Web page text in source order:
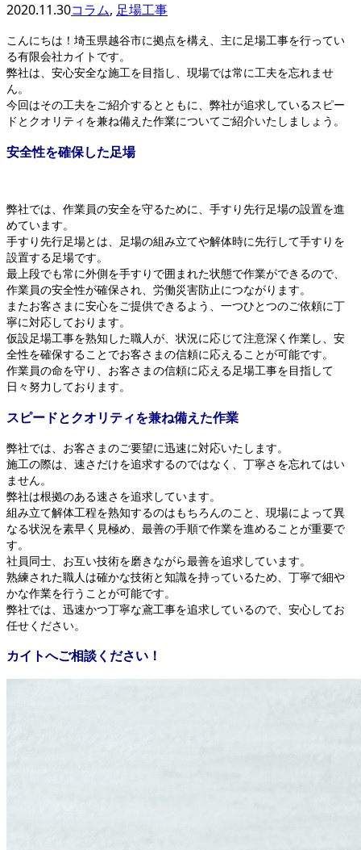
2020.11.30コラム, 足場工事
こんにちは！埼玉県越谷市に拠点を構え、主に足場工事を行ってい
る有限会社カイトです。
弊社は、安心安全な施工を目指し、現場では常に工夫を忘れませ
ん。
今回はその工夫をご紹介するとともに、弊社が追求しているスピー
ドとクオリティを兼ね備えた作業についてご紹介いたしましょう。
安全性を確保した足場
弊社では、作業員の安全を守るために、手すり先行足場の設置を進
めています。
手すり先行足場とは、足場の組み立てや解体時に先行して手すりを
設置する足場です。
最上段でも常に外側を手すりで囲まれた状態で作業ができるので、
作業員の安全性が確保され、労働災害防止につながります。
またお客さまに安心をご提供できるよう、一つひとつのご依頼に丁
寧に対応しております。
仮設足場工事を熟知した職人が、状況に応じて注意深く作業し、安
全性を確保することでお客さまの信頼に応えることが可能です。
作業員の命を守り、お客さまの信頼に応える足場工事を目指して
日々努力しております。
スピードとクオリティを兼ね備えた作業
弊社では、お客さまのご要望に迅速に対応いたします。
施工の際は、速さだけを追求するのではなく、丁寧さを忘れてはい
ません。
弊社は根拠のある速さを追求しています。
組み立て解体工程を熟知するのはもちろんのこと、現場によって異
なる状況を素早く見極め、最善の手順で作業を進めることが重要で
す。
社員同士、お互い技術を磨きながら最善を追求しています。
熟練された職人は確かな技術と知識を持っているため、丁寧で細や
かな作業を行うことが可能です。
弊社では、迅速かつ丁寧な鳶工事を追求しているので、安心してお
任せください。
カイトへご相談ください！